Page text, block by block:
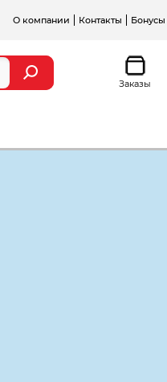
О компании Контакты
Заказы